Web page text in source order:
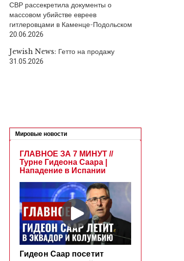
СВР рассекретила документы о
массовом убийстве евреев
гитлеровцами в Каменце-Подольском
20.06.2026
Jewish News: Гетто на продажу
31.05.2026